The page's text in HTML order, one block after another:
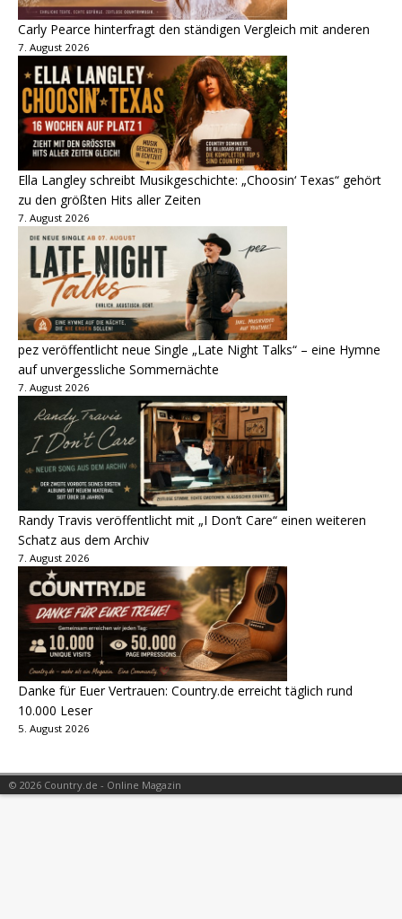
Carly Pearce hinterfragt den ständigen Vergleich mit anderen
7. August 2026
Ella Langley schreibt Musikgeschichte: „Choosin‘ Texas“ gehört
zu den größten Hits aller Zeiten
7. August 2026
pez veröffentlicht neue Single „Late Night Talks“ – eine Hymne
auf unvergessliche Sommernächte
7. August 2026
Randy Travis veröffentlicht mit „I Don’t Care“ einen weiteren
Schatz aus dem Archiv
7. August 2026
Danke für Euer Vertrauen: Country.de erreicht täglich rund
10.000 Leser
5. August 2026
© 2026 Country.de - Online Magazin